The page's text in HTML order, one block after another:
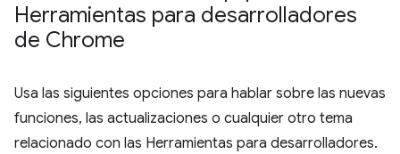
Herramientas para desarrolladores
de Chrome
Usa las siguientes opciones para hablar sobre las nuevas
funciones, las actualizaciones o cualquier otro tema
relacionado con las Herramientas para desarrolladores.